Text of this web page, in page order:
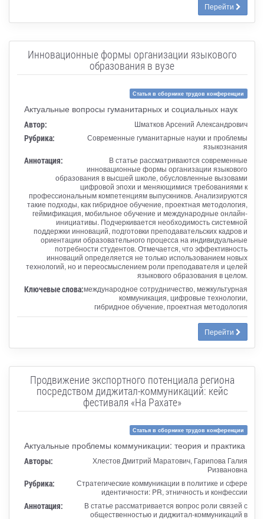
Перейти
Инновационные формы организации языкового
образования в вузе
Статья в сборнике трудов конференции
Актуальные вопросы гуманитарных и социальных наук
Автор: Шматков Арсений Александрович
Рубрика:
Современные гуманитарные науки и проблемы
языкознания
Аннотация:
В статье рассматриваются современные
инновационные формы организации языкового
образования в высшей школе, обусловленные вызовами
цифровой эпохи и меняющимися требованиями к
профессиональным компетенциям выпускников. Анализируются
такие подходы, как гибридное обучение, проектная методология,
геймификация, мобильное обучение и международные онлайн-
инициативы. Подчеркивается необходимость системной
поддержки инноваций, подготовки преподавательских кадров и
ориентации образовательного процесса на индивидуальные
потребности студентов. Отмечается, что эффективность
инноваций определяется не только использованием новых
технологий, но и переосмыслением роли преподавателя и целей
языкового образования в целом.
Ключевые слова:международное сотрудничество, межкультурная
коммуникация, цифровые технологии,
гибридное обучение, проектная методология
Перейти
Продвижение экспортного потенциала региона
посредством диджитал-коммуникаций: кейс
фестиваля «На Рахате»
Статья в сборнике трудов конференции
Актуальные проблемы коммуникации: теория и практика
Авторы:
Хлестов Дмитрий Маратович, Гарипова Галия
Ризвановна
Рубрика:
Стратегические коммуникации в политике и сфере
идентичности: PR, этничность и конфессии
Аннотация:
В статье рассматривается вопрос роли связей с
общественностью и диджитал-коммуникаций в